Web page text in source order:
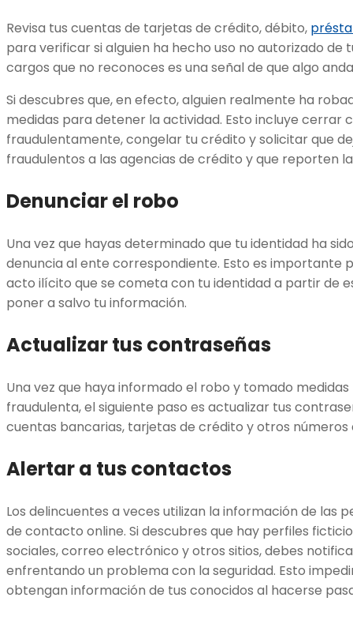
Revisa tus cuentas de tarjetas de crédito, débito,
para verificar si alguien ha hecho uso no autorizado de
cargos que no reconoces es una señal de que algo
Si descubres que, en efecto, alguien realmente ha
medidas para detener la actividad. Esto incluye cerrar
fraudulentamente, congelar tu crédito y solicitar que
fraudulentos a las agencias de crédito y que reporten
Denunciar el robo
Una vez que hayas determinado que tu identidad ha
denuncia al ente correspondiente. Esto es importante
acto ilícito que se cometa con tu identidad a partir de
poner a salvo tu información.
Actualizar tus contraseñas
Una vez que haya informado el robo y tomado
fraudulenta, el siguiente paso es actualizar tus
cuentas bancarias, tarjetas de crédito y otros números
Alertar a tus contactos
Los delincuentes a veces utilizan la información de las
de contacto online. Si descubres que hay perfiles
sociales, correo electrónico y otros sitios, debes
enfrentando un problema con la seguridad. Esto
obtengan información de tus conocidos al hacerse